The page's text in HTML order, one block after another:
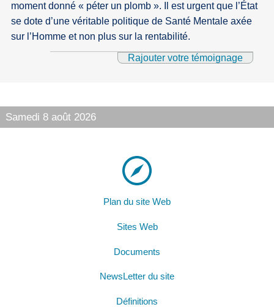
moment donné « péter un plomb ». Il est urgent que l’État
se dote d’une véritable politique de Santé Mentale axée
sur l’Homme et non plus sur la rentabilité.
Rajouter votre témoignage
Samedi 8 août 2026
Plan du site Web
Sites Web
Documents
NewsLetter du site
Définitions